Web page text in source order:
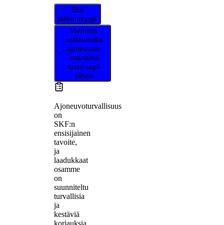
Etsi
jälleenmyyjä
Varmista
valitsemalla
ajoneuvosi,
että tämä
tuote sopii
siihen
Ajoneuvoturvallisuus
on
SKF:n
ensisijainen
tavoite,
ja
laadukkaat
osamme
on
suunniteltu
turvallisia
ja
kestäviä
korjauksia